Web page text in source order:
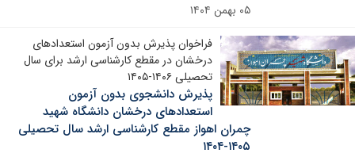
۰۵ بهمن ۱۴۰۴
فراخوان پذیرش بدون آزمون استعدادهای
درخشان در مقطع کارشناسی ارشد برای سال
تحصیلی ۱۴۰۶-۱۴۰۵
پذیرش دانشجوی بدون آزمون
استعدادهای درخشان دانشگاه شهید
چمران اهواز مقطع کارشناسی ارشد سال تحصیلی
۱۴۰۵-۱۴۰۴